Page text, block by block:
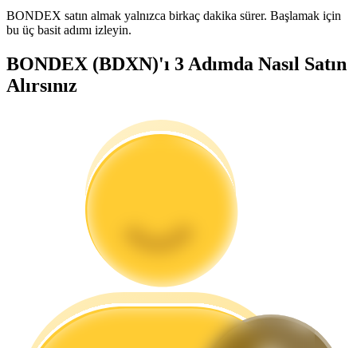
Bilgi
Ticaret bilgileri vb. dahil olmak üzere büyük veri analizi.
Vadeli İşlemler Başlangıç Kılavuzu
BONDEX satın almak yalnızca birkaç dakika sürer. Başlamak için
bu üç basit adımı izleyin.
BONDEX (BDXN)'ı 3 Adımda Nasıl Satın
Alırsınız